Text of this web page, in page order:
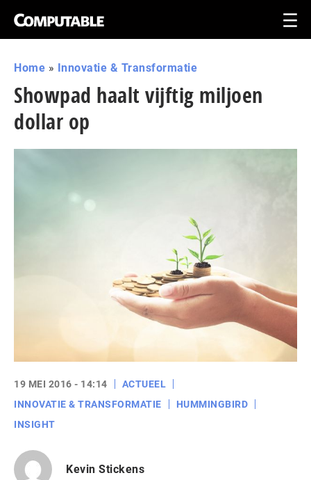
Home » Innovatie & Transformatie
Showpad haalt vijftig miljoen
dollar op
19 MEI 2016 - 14:14
ACTUEEL
INNOVATIE & TRANSFORMATIE
HUMMINGBIRD
INSIGHT
Kevin Stickens